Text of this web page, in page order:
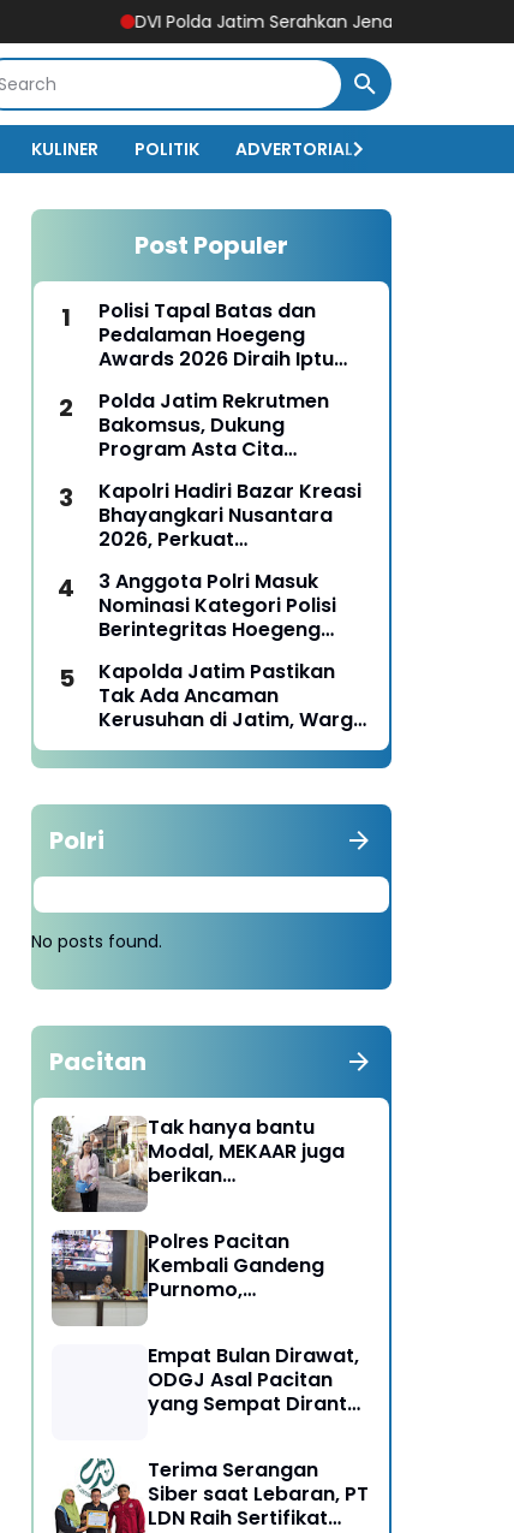
DVI Polda Jatim Serahkan Jenazah Kelima Korban KM
KULINER POLITIK ADVERTORIAL
Post Populer
Polisi Tapal Batas dan
Pedalaman Hoegeng
Awards 2026 Diraih Iptu
Pengabdian Humanis di
Nduga
Polda Jatim Rekrutmen
Bakomsus, Dukung
Program Asta Cita
Kapolri Hadiri Bazar Kreasi
Bhayangkari Nusantara
2026, Perkuat
Budaya Lokal
3 Anggota Polri Masuk
Nominasi Kategori Polisi
Berintegritas Hoegeng
Kapolda Jatim Pastikan
Tak Ada Ancaman
Kerusuhan di Jatim, Warga
Diminta Tak Percaya Hoaks
Polri
No posts found.
Pacitan
Tak hanya bantu
Modal, MEKAAR juga
berikan
Dapur Tetap Ngebul
Polres Pacitan
Kembali Gandeng
Purnomo,
Rehabilitasi
Empat Bulan Dirawat,
ODGJ Asal Pacitan
yang Sempat Dirantai
Terima Serangan
Siber saat Lebaran, PT
LDN Raih Sertifikat